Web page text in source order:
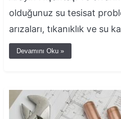
olduğunuz su tesisat
arızaları, tıkanıklık ve su
Devamını Oku »